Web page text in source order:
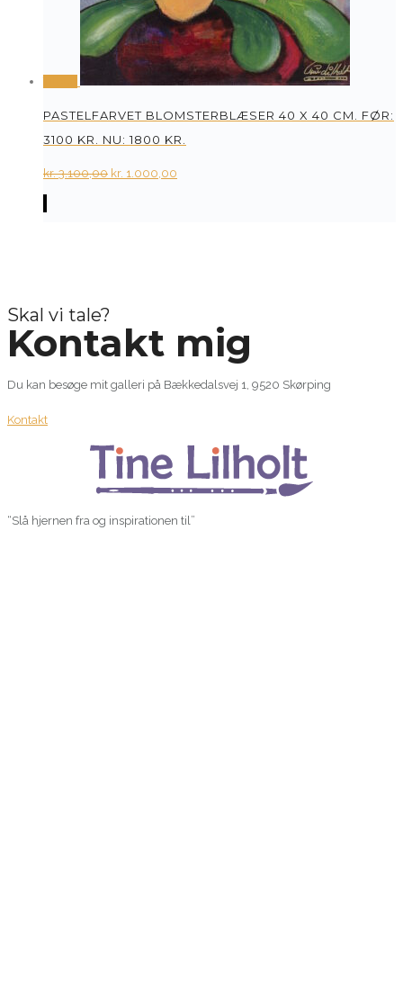
PASTELFARVET BLOMSTERBLÆSER 40 X 40 CM. FØR:
3100 KR. NU: 1800 KR.
kr.3.100,00 Original
kr. 1.000,00
Skal vi tale?
Kontakt mig
Du kan besøge mit galleri på Bækkedalsvej 1, 9520 Skørping
Kontakt
“Slå hjernen fra og inspirationen til”